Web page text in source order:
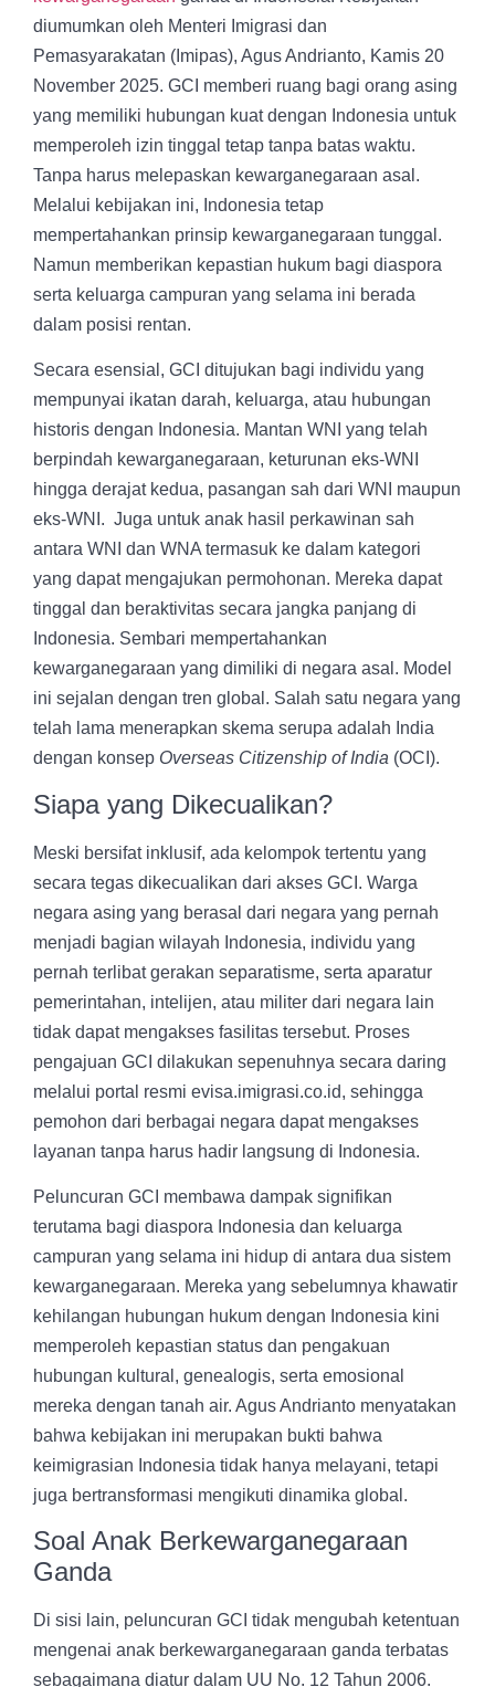
diumumkan oleh Menteri Imigrasi dan
Pemasyarakatan (Imipas), Agus Andrianto, Kamis 20
November 2025. GCI memberi ruang bagi orang asing
yang memiliki hubungan kuat dengan Indonesia untuk
memperoleh izin tinggal tetap tanpa batas waktu.
Tanpa harus melepaskan kewarganegaraan asal.
Melalui kebijakan ini, Indonesia tetap
mempertahankan prinsip kewarganegaraan tunggal.
Namun memberikan kepastian hukum bagi diaspora
serta keluarga campuran yang selama ini berada
dalam posisi rentan.
Secara esensial, GCI ditujukan bagi individu yang
mempunyai ikatan darah, keluarga, atau hubungan
historis dengan Indonesia. Mantan WNI yang telah
berpindah kewarganegaraan, keturunan eks-WNI
hingga derajat kedua, pasangan sah dari WNI maupun
eks-WNI. Juga untuk anak hasil perkawinan sah
antara WNI dan WNA termasuk ke dalam kategori
yang dapat mengajukan permohonan. Mereka dapat
tinggal dan beraktivitas secara jangka panjang di
Indonesia. Sembari mempertahankan
kewarganegaraan yang dimiliki di negara asal. Model
ini sejalan dengan tren global. Salah satu negara yang
telah lama menerapkan skema serupa adalah India
dengan konsep Overseas Citizenship of India (OCI).
Siapa yang Dikecualikan?
Meski bersifat inklusif, ada kelompok tertentu yang
secara tegas dikecualikan dari akses GCI. Warga
negara asing yang berasal dari negara yang pernah
menjadi bagian wilayah Indonesia, individu yang
pernah terlibat gerakan separatisme, serta aparatur
pemerintahan, intelijen, atau militer dari negara lain
tidak dapat mengakses fasilitas tersebut. Proses
pengajuan GCI dilakukan sepenuhnya secara daring
melalui portal resmi evisa.imigrasi.co.id, sehingga
pemohon dari berbagai negara dapat mengakses
layanan tanpa harus hadir langsung di Indonesia.
Peluncuran GCI membawa dampak signifikan
terutama bagi diaspora Indonesia dan keluarga
campuran yang selama ini hidup di antara dua sistem
kewarganegaraan. Mereka yang sebelumnya khawatir
kehilangan hubungan hukum dengan Indonesia kini
memperoleh kepastian status dan pengakuan
hubungan kultural, genealogis, serta emosional
mereka dengan tanah air. Agus Andrianto menyatakan
bahwa kebijakan ini merupakan bukti bahwa
keimigrasian Indonesia tidak hanya melayani, tetapi
juga bertransformasi mengikuti dinamika global.
Soal Anak Berkewarganegaraan
Ganda
Di sisi lain, peluncuran GCI tidak mengubah ketentuan
mengenai anak berkewarganegaraan ganda terbatas
sebagaimana diatur dalam UU No. 12 Tahun 2006.